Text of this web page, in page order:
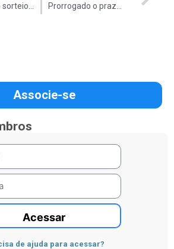
Participe do sorteio de 20 panettones da Lindt com a Auditar e o AsaClub Prorrogado o prazo de inscrição para o VIII Congresso dos Auditores do TCU
Associe-se
Acessar
de ajuda para acessar?